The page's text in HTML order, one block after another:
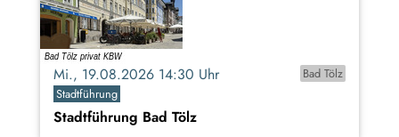
Mi., 19.08.2026 14:30 Uhr
Bad Tölz
Stadtführung
Stadtführung Bad Tölz